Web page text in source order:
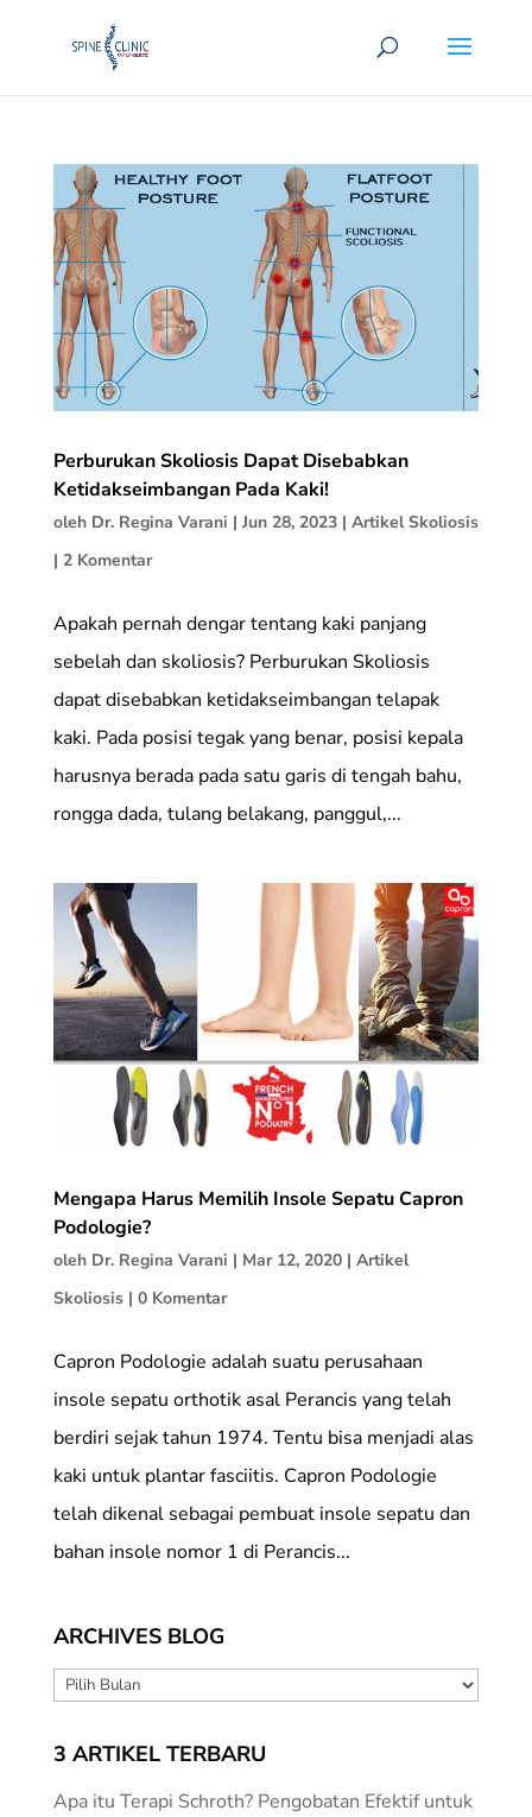
Perburukan Skoliosis Dapat Disebabkan
Ketidakseimbangan Pada Kaki!
oleh Dr. Regina Varani | Jun 28, 2023| Artikel Skoliosis
| 2 Komentar
Apakah pernah dengar tentang kaki panjang
sebelah dan skoliosis? Perburukan Skoliosis
dapat disebabkan ketidakseimbangan telapak
kaki. Pada posisi tegak yang benar, posisi kepala
harusnya berada pada satu garis di tengah bahu,
rongga dada, tulang belakang, panggul,...
Mengapa Harus Memilih Insole Sepatu Capron
Podologie?
oleh Dr. Regina Varani | Mar 12, 2020| Artikel
Skoliosis| 0 Komentar
Capron Podologie adalah suatu perusahaan
insole sepatu orthotik asal Perancis yang telah
berdiri sejak tahun 1974. Tentu bisa menjadi alas
kaki untuk plantar fasciitis. Capron Podologie
telah dikenal sebagai pembuat insole sepatu dan
bahan insole nomor 1 di Perancis...
ARCHIVES BLOG
ARCHIVES
3 ARTIKEL TERBARU
Apa itu Terapi Schroth? Pengobatan Efektif untuk